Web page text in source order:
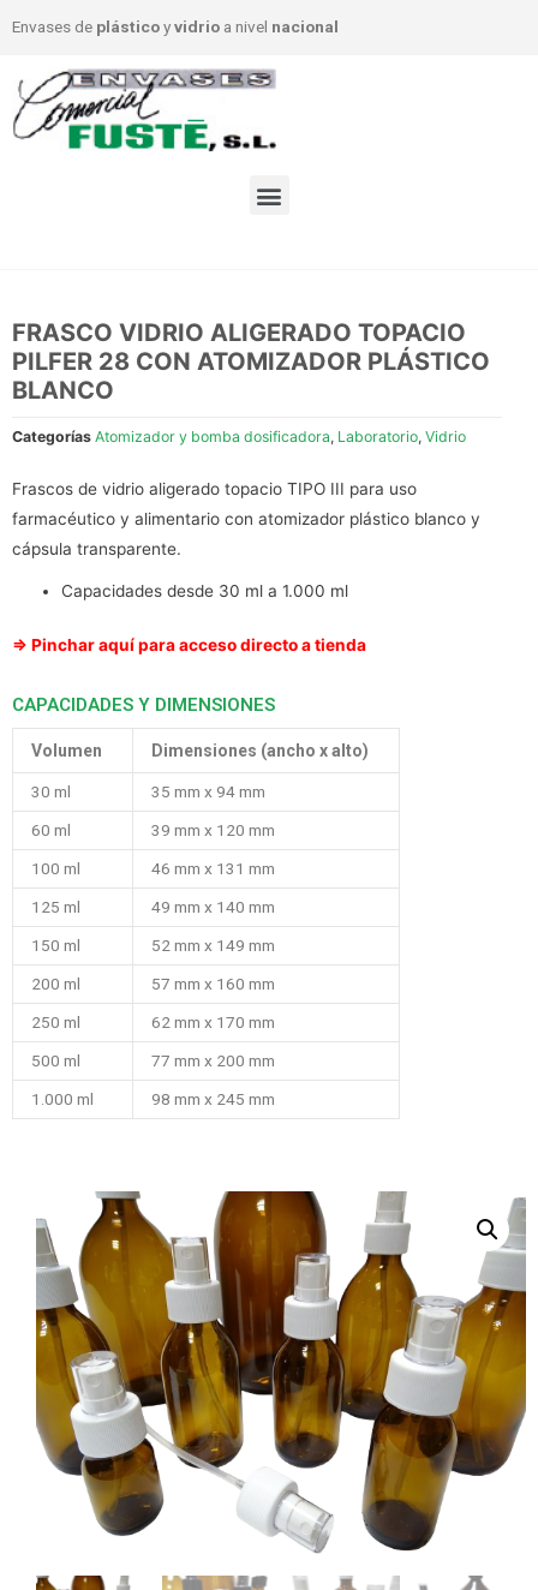
Envases de plásticoyvidrio a nivel nacional
FRASCO VIDRIO ALIGERADO TOPACIO
PILFER 28 CON ATOMIZADOR PLÁSTICO
BLANCO
Categorías Atomizador y bomba dosificadora, Laboratorio, Vidrio
Frascos de vidrio aligerado topacio TIPO III para uso
farmacéutico y alimentario con atomizador plástico blanco y
cápsula transparente.
Capacidades desde 30 ml a 1.000 ml
⇒ Pinchar aquí para acceso directo a tienda
CAPACIDADES Y DIMENSIONES
Volumen Dimensiones (ancho x alto)
30 ml
35 mm x 94 mm
60 ml
39 mm x 120 mm
100 ml
46 mm x 131 mm
125 ml
49 mm x 140 mm
150 ml
52 mm x 149 mm
200 ml
57 mm x 160 mm
250 ml
62 mm x 170 mm
500 ml
77 mm x 200 mm
1.000 ml
98 mm x 245 mm